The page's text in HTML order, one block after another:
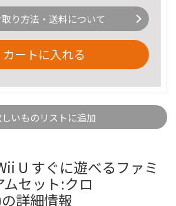
り方法・送料について
カートに入れる
いものリストに追加
U すぐに遊べるファミ
ムセット:クロ
の詳細情報